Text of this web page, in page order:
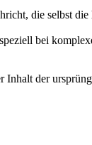
die selbst die
bei
der